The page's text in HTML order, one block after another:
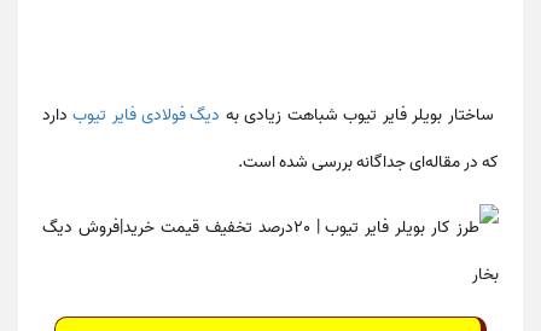
ساختار بویلر فایر تیوب شباهت زیادی به دیگ فولادی فایر تیوب دارد
که در مقاله‌ای جداگانه بررسی شده است.